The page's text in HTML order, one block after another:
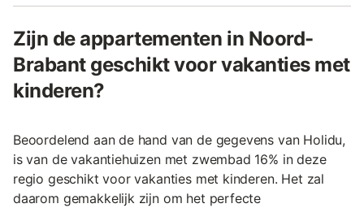
Zijn de appartementen in Noord-
Brabant geschikt voor vakanties met
kinderen?
Beoordelend aan de hand van de gegevens van Holidu,
is van de vakantiehuizen met zwembad 16% in deze
regio geschikt voor vakanties met kinderen. Het zal
daarom gemakkelijk zijn om het perfecte